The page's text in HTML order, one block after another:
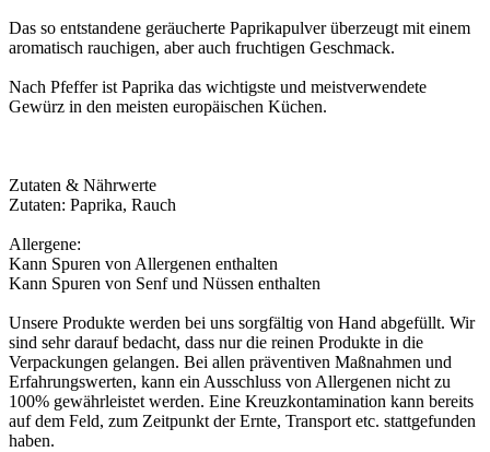
Das so entstandene geräucherte Paprikapulver überzeugt mit einem
aromatisch rauchigen, aber auch fruchtigen Geschmack.
Nach Pfeffer ist Paprika das wichtigste und meistverwendete
Gewürz in den meisten europäischen Küchen.
Zutaten & Nährwerte
Zutaten: Paprika, Rauch
Allergene:
Kann Spuren von Allergenen enthalten
Kann Spuren von Senf und Nüssen enthalten
Unsere Produkte werden bei uns sorgfältig von Hand abgefüllt. Wir
sind sehr darauf bedacht, dass nur die reinen Produkte in die
Verpackungen gelangen. Bei allen präventiven Maßnahmen und
Erfahrungswerten, kann ein Ausschluss von Allergenen nicht zu
100% gewährleistet werden. Eine Kreuzkontamination kann bereits
auf dem Feld, zum Zeitpunkt der Ernte, Transport etc. stattgefunden
haben.